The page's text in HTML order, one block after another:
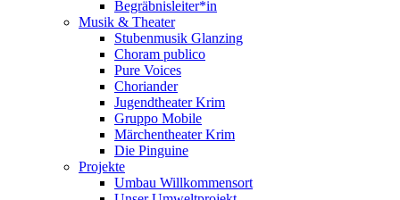
Begräbnisleiter*in
Musik & Theater
Stubenmusik Glanzing
Choram publico
Pure Voices
Choriander
Jugendtheater Krim
Gruppo Mobile
Märchentheater Krim
Die Pinguine
Projekte
Umbau Willkommensort